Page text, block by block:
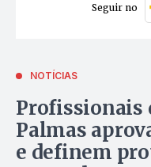
Seguir no
NOTÍCIAS
Profissionais
Palmas
e definem